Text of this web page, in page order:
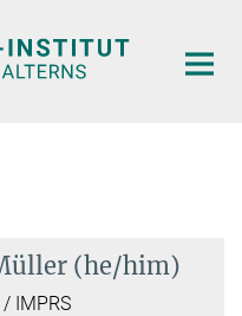
(he/him)
IMPRS